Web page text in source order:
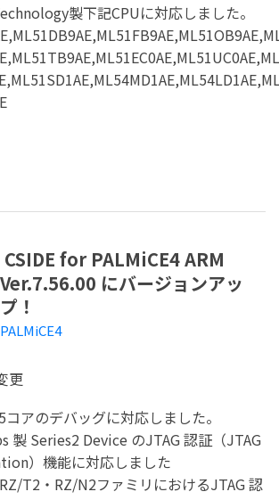
製下記CPUに対応しました。
CSIDE for PALMiCE4 ARM
Ver.7.56.00 にバージョンアッ
プ！
PALMiCE4
更
アのデバッグに対応しました。
製 Series2 Device のJTAG 認証（JTAG
）機能に対応しました
T2・RZ/N2ファミリにおけるJTAG 認